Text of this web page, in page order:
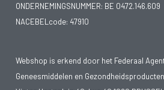
ONDERNEMINGSNUMMER: BE 0472.146.609
NACEBELcode: 47910
Webshop is erkend door het Federaal
Geneesmiddelen en Gezondheidsproducten